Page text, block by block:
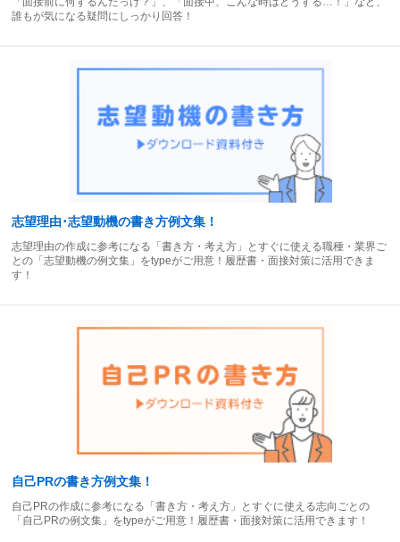
誰もが気になる疑問にしっかり回答！
志望理由･志望動機の書き方例文集！
志望理由の作成に参考になる「書き方・考え方」とすぐに使える職種・業界ご
との「志望動機の例文集」をtypeがご用意！履歴書・面接対策に活用できま
す！
自己PRの書き方例文集！
自己PRの作成に参考になる「書き方・考え方」とすぐに使える志向ごとの
「自己PRの例文集」をtypeがご用意！履歴書・面接対策に活用できます！